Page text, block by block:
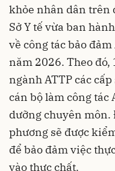
khỏe nhân dân trên
Sở Y tế vừa ban
về công tác bảo
năm 2026. Theo đó,
ngành ATTP các
cán bộ làm công tác
dưỡng chuyên môn.
phương sẽ được
để bảo đảm việc
vào thực chất.